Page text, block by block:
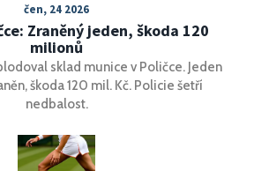
čen, 24 2026
Zraněný jeden, škoda 120
milionů
sklad munice v Poličce. Jeden
škoda 120 mil. Kč. Policie šetří
nedbalost.